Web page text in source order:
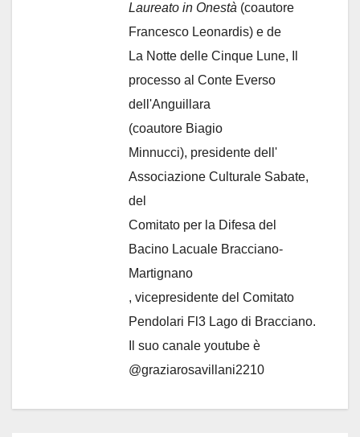
Laureato in Onestà (coautore
Francesco Leonardis) e de
La Notte delle Cinque Lune, Il
processo al Conte Everso
dell'Anguillara
(coautore Biagio
Minnucci), presidente dell'
Associazione Culturale Sabate,
del
Comitato per la Difesa del
Bacino Lacuale Bracciano-
Martignano
, vicepresidente del Comitato
Pendolari Fl3 Lago di Bracciano.
Il suo canale youtube è
@graziarosavillani2210